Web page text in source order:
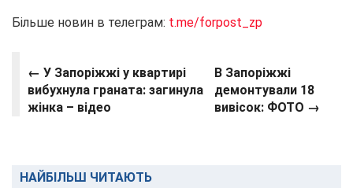
Більше новин в телеграм: t.me/forpost_zp
← У Запоріжжі у квартирі
вибухнула граната: загинула
жінка – відео
В Запоріжжі
демонтували 18
вивісок: ФОТО →
НАЙБІЛЬШ ЧИТАЮТЬ